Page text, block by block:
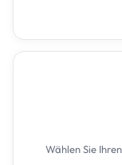
Wählen Sie